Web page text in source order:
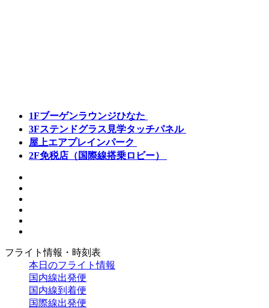
1Fブーゲンラウンジひなた
3Fステンドグラス見学タッチパネル
屋上エアプレインパーク
2F免税店（国際線搭乗ロビー）
フライト情報・時刻表
本日のフライト情報
国内線出発便
国内線到着便
国際線出発便